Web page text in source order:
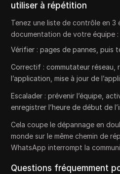
utiliser à répétition
Tenez une liste de contrôle en 3
documentation de votre équipe :
Vérifier : pages de pannes, puis
Correctif : commutateur réseau,
l’application, mise à jour de
Escalader : prévenir l’équipe,
enregistrer l’heure de début de
Cela coupe le dépannage en
monde sur le même chemin de
WhatsApp interrompt la
Questions fréquemment